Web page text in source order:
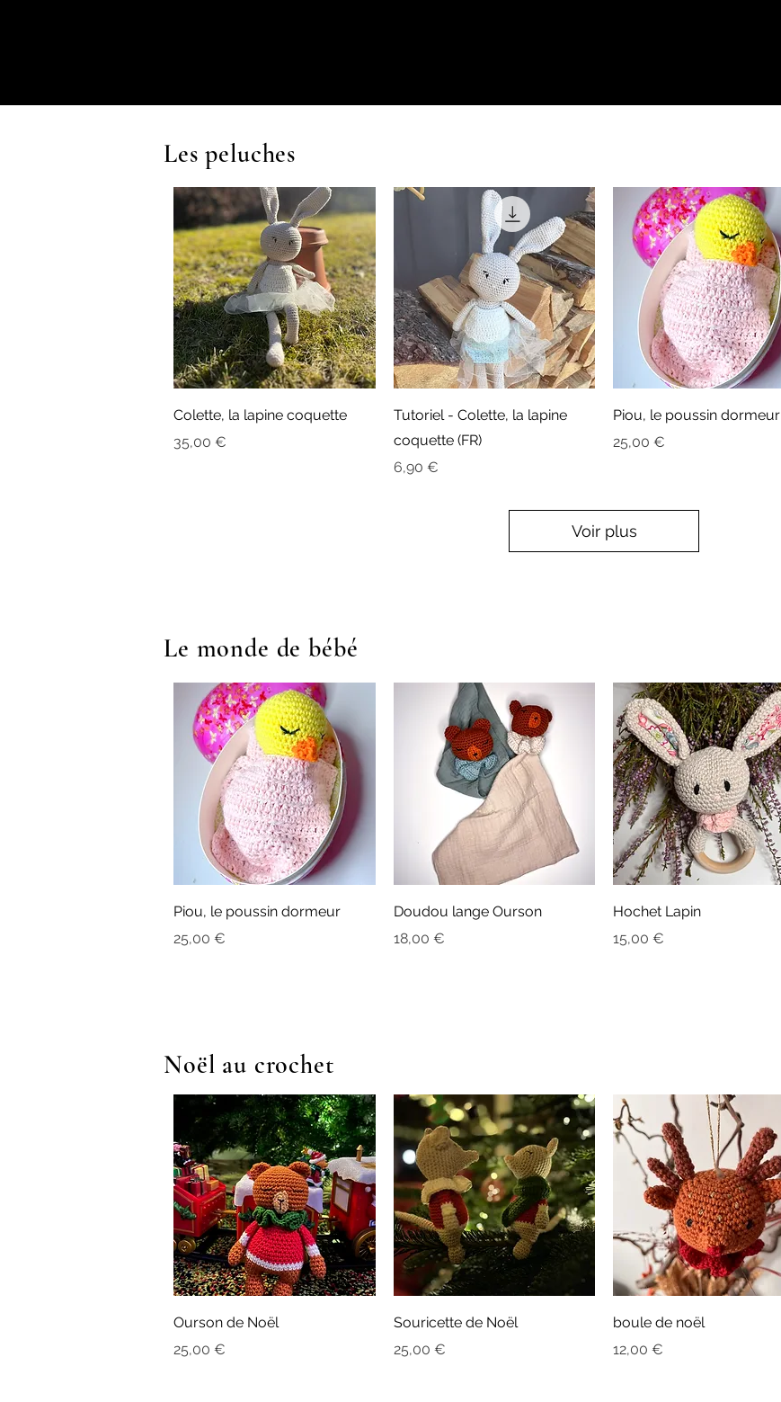
Les peluches
Aperçu rapide
Colette, la lapine coquette
Prix
35,00 €
Aperçu rapide
Tutoriel - Colette, la lapine
coquette (FR)
Prix
6,90 €
Aperçu rapide
Piou, le poussin dormeur
Prix
25,00 €
Voir plus
Le monde de bébé
Aperçu rapide
Piou, le poussin dormeur
Prix
25,00 €
Aperçu rapide
Doudou lange Ourson
Prix
18,00 €
Aperçu rapide
Hochet Lapin
Prix
15,00 €
Noël au crochet
Aperçu rapide
Ourson de Noël
Prix
25,00 €
Aperçu rapide
Souricette de Noël
Prix
25,00 €
Aperçu rapide
boule de noël
Prix
12,00 €